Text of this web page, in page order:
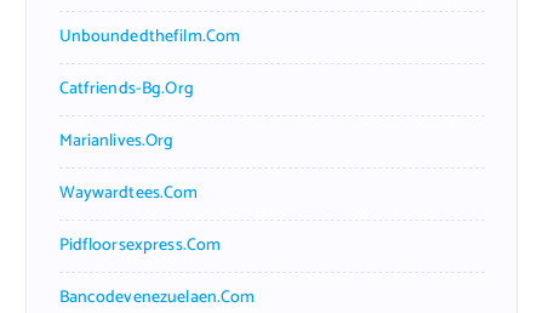
Unboundedthefilm.com
Catfriends-Bg.org
Marianlives.org
Waywardtees.com
Pidfloorsexpress.com
Bancodevenezuelaen.com